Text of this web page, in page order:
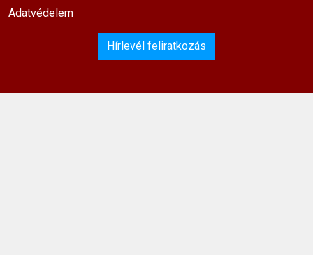
Adatvédelem
Hírlevél feliratkozás